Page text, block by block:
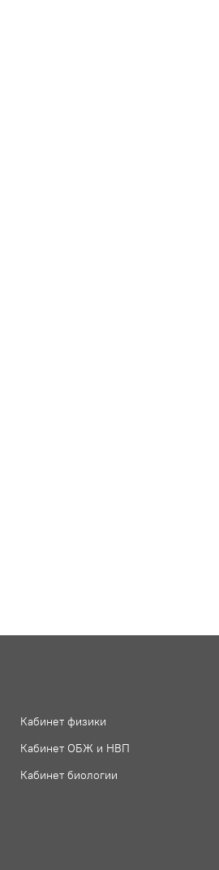
Кабинет физики
Кабинет ОБЖ и НВП
Кабинет биологии